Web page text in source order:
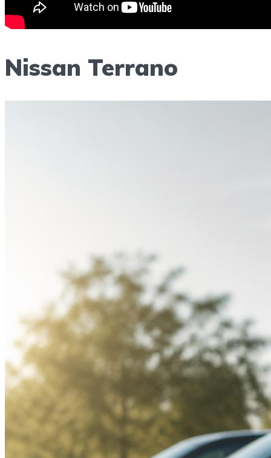
Nissan Terrano